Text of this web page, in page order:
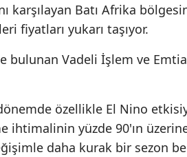
karşılayan Batı Afrika
fiyatları yukarı taşıyor.
Vadeli İşlem ve Emtia
özellikle El Nino
ihtimalinin yüzde 90'ın üzerine
daha kurak bir sezon